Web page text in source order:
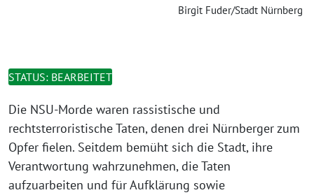
Birgit Fuder/Stadt Nürnberg
STATUS: BEARBEITET
Die NSU-Morde waren rassistische und
rechtsterroristische Taten, denen drei Nürnberger zum
Opfer fielen. Seitdem bemüht sich die Stadt, ihre
Verantwortung wahrzunehmen, die Taten
aufzuarbeiten und für Aufklärung sowie